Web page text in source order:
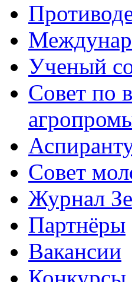
Ученый
Совет по
Совет
Журнал
Партнёры
Вакансии